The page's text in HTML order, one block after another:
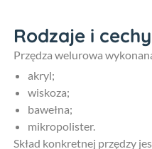
Rodzaje i cechy
Przędza welurowa
akryl;
wiskoza;
bawełna;
mikropolister.
Skład konkretnej przędzy